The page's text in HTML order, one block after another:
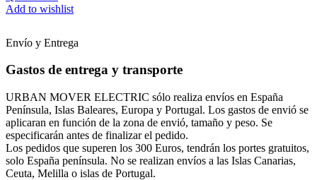
Add to wishlist
Envío y Entrega
Gastos de entrega y transporte
URBAN MOVER ELECTRIC sólo realiza envíos en España
Península, Islas Baleares, Europa y Portugal. Los gastos de envió se
aplicaran en función de la zona de envió, tamaño y peso. Se
especificarán antes de finalizar el pedido.
Los pedidos que superen los 300 Euros, tendrán los portes gratuitos,
solo España península. No se realizan envíos a las Islas Canarias,
Ceuta, Melilla o islas de Portugal.